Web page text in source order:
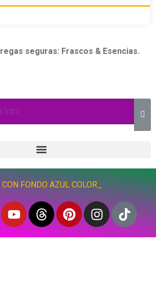
seguras: Frascos & Esencias.